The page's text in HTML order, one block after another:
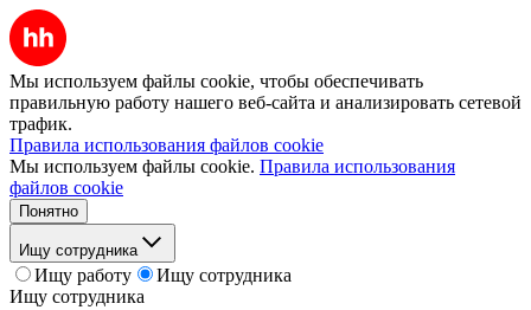
Мы используем файлы cookie, чтобы обеспечивать
правильную работу нашего веб-сайта и анализировать сетевой
трафик.
Правила использования файлов cookie
Мы используем файлы cookie. Правила использования
файлов cookie
Понятно
Ищу сотрудника
Ищу работу
Ищу сотрудника
Ищу сотрудника